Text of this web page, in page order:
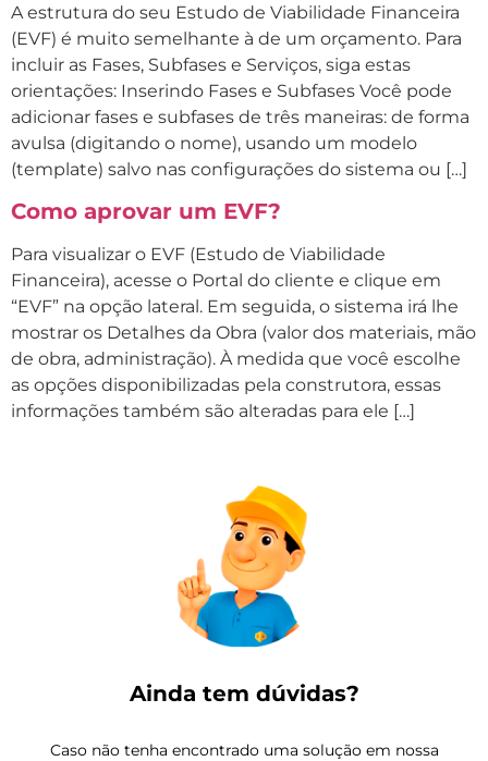
A estrutura do seu Estudo de Viabilidade Financeira
(EVF) é muito semelhante à de um orçamento. Para
incluir as Fases, Subfases e Serviços, siga estas
orientações: Inserindo Fases e Subfases Você pode
adicionar fases e subfases de três maneiras: de forma
avulsa (digitando o nome), usando um modelo
(template) salvo nas configurações do sistema ou […]
Como aprovar um EVF?
Para visualizar o EVF (Estudo de Viabilidade
Financeira), acesse o Portal do cliente e clique em
“EVF” na opção lateral. Em seguida, o sistema irá lhe
mostrar os Detalhes da Obra (valor dos materiais, mão
de obra, administração). À medida que você escolhe
as opções disponibilizadas pela construtora, essas
informações também são alteradas para ele […]
Ainda tem dúvidas?
Caso não tenha encontrado uma solução em nossa